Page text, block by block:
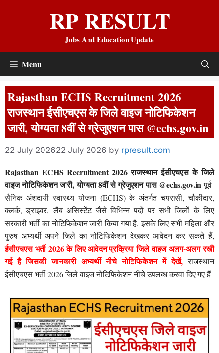
RP RESULT
Jobs And Education Update
Menu
Rajasthan ECHS Recruitment 2026
राजस्थान ईसीएचएस के जिले वाइज नोटिफिकेशन
जारी, योग्यता 8वीं से ग्रेजुएशन पास @echs.gov.in
22 July 202622 July 2026 by rpresult.com
Rajasthan ECHS Recruitment 2026 राजस्थान ईसीएचएस के जिले
वाइज नोटिफिकेशन जारी, योग्यता 8वीं से ग्रेजुएशन पास @echs.gov.in पूर्व-
सैनिक अंशदायी स्वास्थ्य योजना (ECHS) के अंतर्गत चपरासी, चौकीदार,
क्लर्क, ड्राइवर, लैब असिस्टेंट जैसे विभिन्न पदों पर सभी जिलों के लिए
सरकारी भर्ती का नोटिफिकेशन जारी किया गया है, इसके लिए सभी महिला और
पुरुष अभ्यर्थी अपने जिले का नोटिफिकेशन देखकर आवेदन कर सकते हैं,
ईसीएचएस भर्ती 2026 के लिए आवेदन प्रक्रिया जिले वाइज अलग-अलग रखी
गई है जिसकी जानकारी अभ्यर्थी नीचे नोटिफिकेशन में देखें,राजस्थान
ईसीएचएस भर्ती 2026 जिले वाइज नोटिफिकेशन नीचे उपलब्ध करवा दिए गए हैं